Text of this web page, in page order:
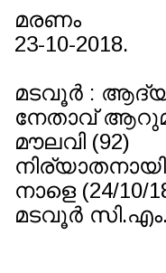
മരണം
23-10-2018.
മടവൂർ :
നേതാവ്
മൗലവി (92)
നാളെ (24/10/
മടവൂർ